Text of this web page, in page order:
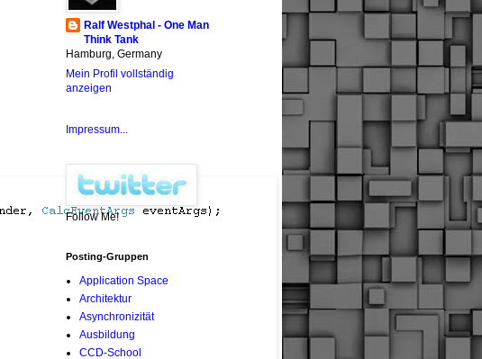
Ralf Westphal - One Man
Think Tank
Hamburg, Germany
Mein Profil vollständig
anzeigen
Impressum...
Follow Me!
Posting-Gruppen
Application Space
Architektur
Asynchronizität
Ausbildung
CCD-School